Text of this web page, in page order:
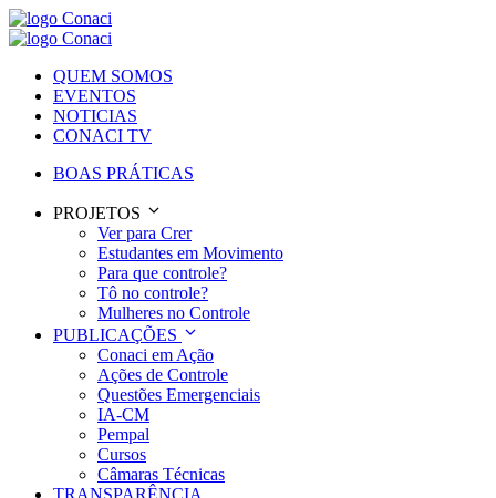
QUEM SOMOS
EVENTOS
NOTICIAS
CONACI TV
BOAS PRÁTICAS
PROJETOS
Ver para Crer
Estudantes em Movimento
Para que controle?
Tô no controle?
Mulheres no Controle
PUBLICAÇÕES
Conaci em Ação
Ações de Controle
Questões Emergenciais
IA-CM
Pempal
Cursos
Câmaras Técnicas
TRANSPARÊNCIA